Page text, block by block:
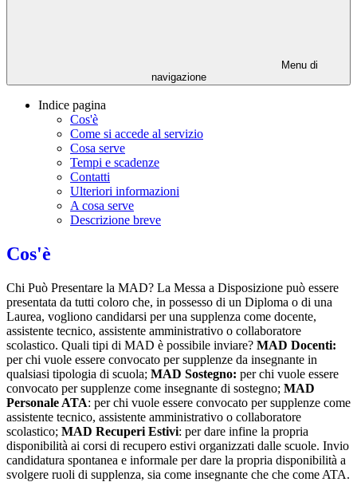
Menu di
navigazione
Indice pagina
Cos'è
Come si accede al servizio
Cosa serve
Tempi e scadenze
Contatti
Ulteriori informazioni
A cosa serve
Descrizione breve
Cos'è
Chi Può Presentare la MAD? La Messa a Disposizione può essere
presentata da tutti coloro che, in possesso di un Diploma o di una
Laurea, vogliono candidarsi per una supplenza come docente,
assistente tecnico, assistente amministrativo o collaboratore
scolastico. Quali tipi di MAD è possibile inviare? MAD Docenti:
per chi vuole essere convocato per supplenze da insegnante in
qualsiasi tipologia di scuola; MAD Sostegno: per chi vuole essere
convocato per supplenze come insegnante di sostegno; MAD
Personale ATA: per chi vuole essere convocato per supplenze come
assistente tecnico, assistente amministrativo o collaboratore
scolastico; MAD Recuperi Estivi: per dare infine la propria
disponibilità ai corsi di recupero estivi organizzati dalle scuole. Invio
candidatura spontanea e informale per dare la propria disponibilità a
svolgere ruoli di supplenza, sia come insegnante che che come ATA.